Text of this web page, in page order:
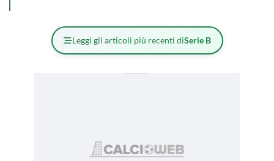
Leggi gli articoli più recenti diSerie B